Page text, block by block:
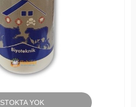
STOKTA YOK